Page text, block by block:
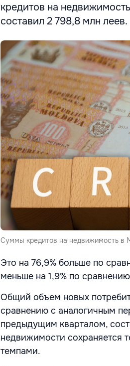
кредитов на
составил 2 798,8 млн леев.
Суммы кредитов на недвижимость в
Это на 76,9% больше по
меньше на 1,9% по
Общий объем новых
сравнению с аналогичным
предыдущим кварталом,
недвижимости сохраняется
темпами.